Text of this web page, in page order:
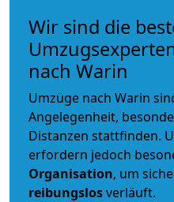
Wir sind die
nach Warin
Umzüge nach Warin
Angelegenheit,
Distanzen stattfinden.
erfordern jedoch
Organisation, um
reibungslosverläuft.